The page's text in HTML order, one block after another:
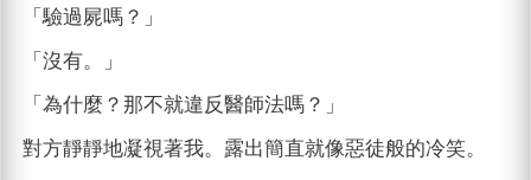
「驗過屍嗎？」
「沒有。」
「為什麼？那不就違反醫師法嗎？」
對方靜靜地凝視著我。露出簡直就像惡徒般的冷笑。